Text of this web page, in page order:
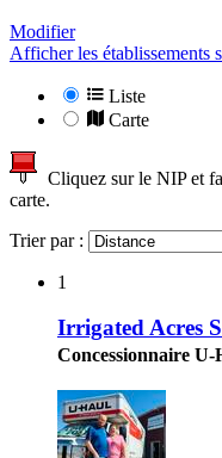
Modifier
Afficher les établissements
Liste
Carte
Cliquez sur le NIP et
carte.
Trier par :
1
Irrigated Acres
Concessionnaire U-